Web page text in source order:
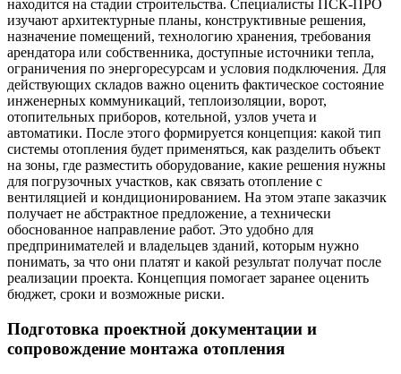
находится на стадии строительства. Специалисты ПСК-ПРО
изучают архитектурные планы, конструктивные решения,
назначение помещений, технологию хранения, требования
арендатора или собственника, доступные источники тепла,
ограничения по энергоресурсам и условия подключения. Для
действующих складов важно оценить фактическое состояние
инженерных коммуникаций, теплоизоляции, ворот,
отопительных приборов, котельной, узлов учета и
автоматики. После этого формируется концепция: какой тип
системы отопления будет применяться, как разделить объект
на зоны, где разместить оборудование, какие решения нужны
для погрузочных участков, как связать отопление с
вентиляцией и кондиционированием. На этом этапе заказчик
получает не абстрактное предложение, а технически
обоснованное направление работ. Это удобно для
предпринимателей и владельцев зданий, которым нужно
понимать, за что они платят и какой результат получат после
реализации проекта. Концепция помогает заранее оценить
бюджет, сроки и возможные риски.
Подготовка проектной документации и
сопровождение монтажа отопления